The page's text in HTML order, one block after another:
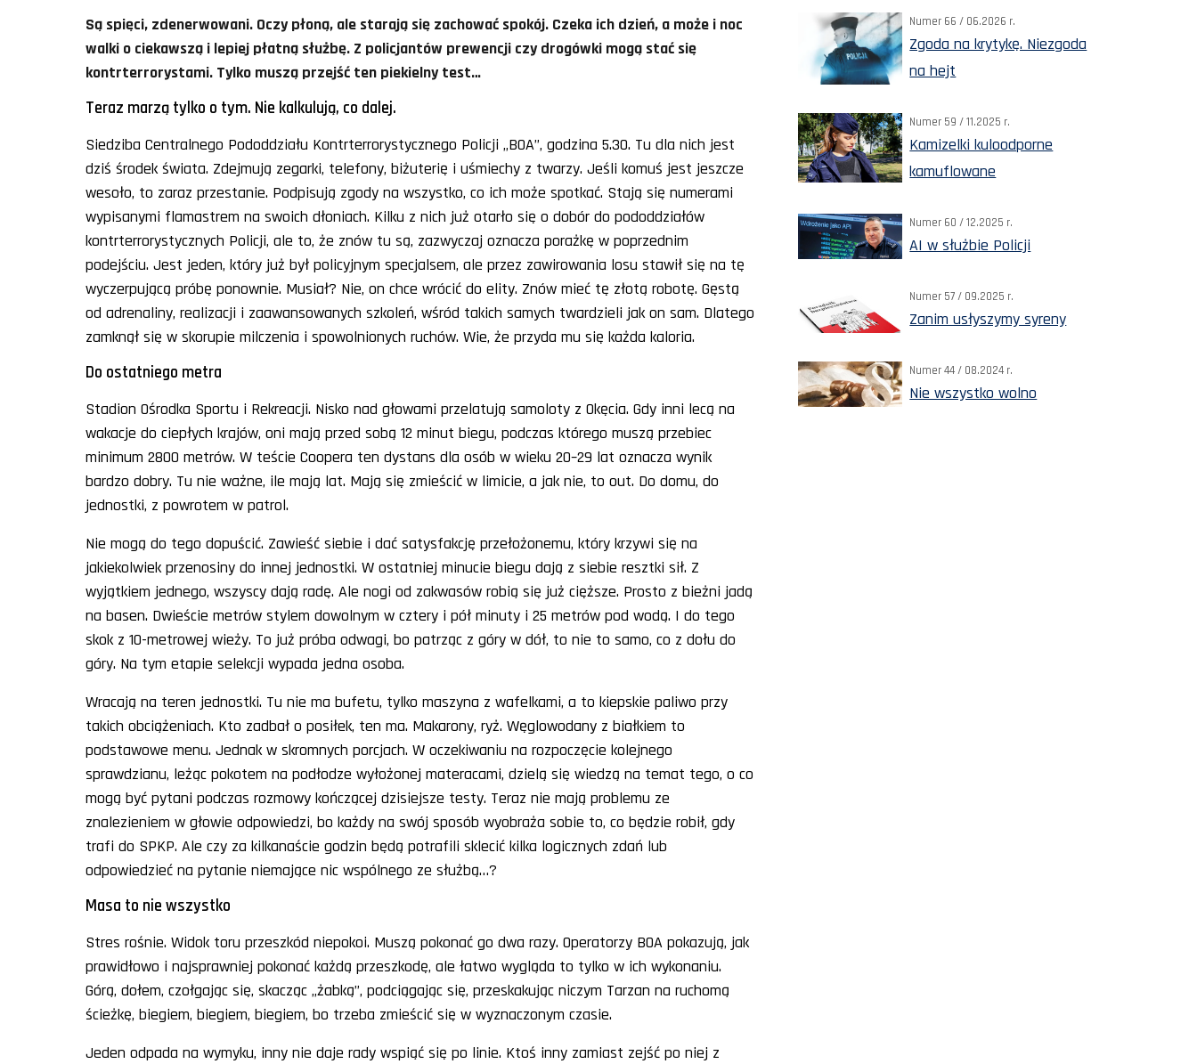
Są spięci, zdenerwowani. Oczy płoną, ale starają się zachować spokój. Czeka ich dzień, a może i noc
walki o ciekawszą i lepiej płatną służbę. Z policjantów prewencji czy drogówki mogą stać się
kontrterrorystami. Tylko muszą przejść ten piekielny test…
Teraz marzą tylko o tym. Nie kalkulują, co dalej.
Siedziba Centralnego Pododdziału Kontrterrorystycznego Policji „BOA”, godzina 5.30. Tu dla nich jest
dziś środek świata. Zdejmują zegarki, telefony, biżuterię i uśmiechy z twarzy. Jeśli komuś jest jeszcze
wesoło, to zaraz przestanie. Podpisują zgody na wszystko, co ich może spotkać. Stają się numerami
wypisanymi flamastrem na swoich dłoniach. Kilku z nich już otarło się o dobór do pododdziałów
kontrterrorystycznych Policji, ale to, że znów tu są, zazwyczaj oznacza porażkę w poprzednim
podejściu. Jest jeden, który już był policyjnym specjalsem, ale przez zawirowania losu stawił się na tę
wyczerpującą próbę ponownie. Musiał? Nie, on chce wrócić do elity. Znów mieć tę złotą robotę. Gęstą
od adrenaliny, realizacji i zaawansowanych szkoleń, wśród takich samych twardzieli jak on sam. Dlatego
zamknął się w skorupie milczenia i spowolnionych ruchów. Wie, że przyda mu się każda kaloria.
Do ostatniego metra
Stadion Ośrodka Sportu i Rekreacji. Nisko nad głowami przelatują samoloty z Okęcia. Gdy inni lecą na
wakacje do ciepłych krajów, oni mają przed sobą 12 minut biegu, podczas którego muszą przebiec
minimum 2800 metrów. W teście Coopera ten dystans dla osób w wieku 20–29 lat oznacza wynik
bardzo dobry. Tu nie ważne, ile mają lat. Mają się zmieścić w limicie, a jak nie, to out. Do domu, do
jednostki, z powrotem w patrol.
Nie mogą do tego dopuścić. Zawieść siebie i dać satysfakcję przełożonemu, który krzywi się na
jakiekolwiek przenosiny do innej jednostki. W ostatniej minucie biegu dają z siebie resztki sił. Z
wyjątkiem jednego, wszyscy dają radę. Ale nogi od zakwasów robią się już cięższe. Prosto z bieżni jadą
na basen. Dwieście metrów stylem dowolnym w cztery i pół minuty i 25 metrów pod wodą. I do tego
skok z 10-metrowej wieży. To już próba odwagi, bo patrząc z góry w dół, to nie to samo, co z dołu do
góry. Na tym etapie selekcji wypada jedna osoba.
Wracają na teren jednostki. Tu nie ma bufetu, tylko maszyna z wafelkami, a to kiepskie paliwo przy
takich obciążeniach. Kto zadbał o posiłek, ten ma. Makarony, ryż. Węglowodany z białkiem to
podstawowe menu. Jednak w skromnych porcjach. W oczekiwaniu na rozpoczęcie kolejnego
sprawdzianu, leżąc pokotem na podłodze wyłożonej materacami, dzielą się wiedzą na temat tego, o co
mogą być pytani podczas rozmowy kończącej dzisiejsze testy. Teraz nie mają problemu ze
znalezieniem w głowie odpowiedzi, bo każdy na swój sposób wyobraża sobie to, co będzie robił, gdy
trafi do SPKP. Ale czy za kilkanaście godzin będą potrafili sklecić kilka logicznych zdań lub
odpowiedzieć na pytanie niemające nic wspólnego ze służbą…?
Masa to nie wszystko
Stres rośnie. Widok toru przeszkód niepokoi. Muszą pokonać go dwa razy. Operatorzy BOA pokazują, jak
prawidłowo i najsprawniej pokonać każdą przeszkodę, ale łatwo wygląda to tylko w ich wykonaniu.
Górą, dołem, czołgając się, skacząc „żabką”, podciągając się, przeskakując niczym Tarzan na ruchomą
ścieżkę, biegiem, biegiem, biegiem, bo trzeba zmieścić się w wyznaczonym czasie.
Jeden odpada na wymyku, inny nie daje rady wspiąć się po linie. Ktoś inny zamiast zejść po niej z
Numer 66 / 06.2026 r.
Zgoda na krytykę. Niezgoda
na hejt
Numer 59 / 11.2025 r.
Kamizelki kuloodporne
kamuflowane
Numer 60 / 12.2025 r.
AI w służbie Policji
Numer 57 / 09.2025 r.
Zanim usłyszymy syreny
Numer 44 / 08.2024 r.
Nie wszystko wolno